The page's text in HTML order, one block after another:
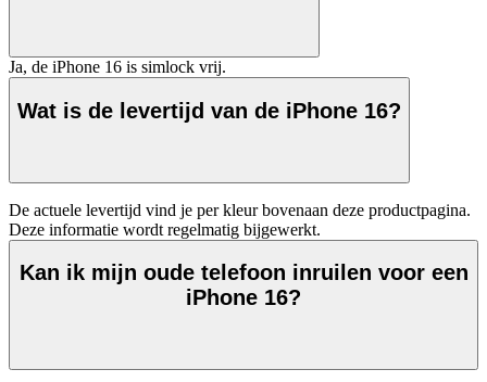
Ja, de iPhone 16 is simlock vrij.
Wat is de levertijd van de iPhone 16?
De actuele levertijd vind je per kleur bovenaan deze productpagina.
Deze informatie wordt regelmatig bijgewerkt.
Kan ik mijn oude telefoon inruilen voor een
iPhone 16?